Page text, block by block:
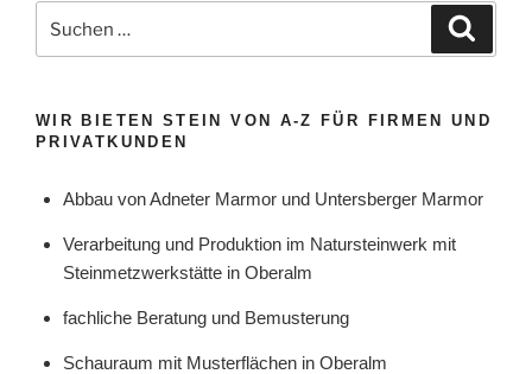
nach:
WIR BIETEN STEIN VON A-Z FÜR FIRMEN UND
PRIVATKUNDEN
Abbau von Adneter Marmor und Untersberger Marmor
Verarbeitung und Produktion im Natursteinwerk mit
Steinmetzwerkstätte in Oberalm
fachliche Beratung und Bemusterung
Schauraum mit Musterflächen in Oberalm